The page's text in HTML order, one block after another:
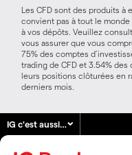
Les CFD sont des produits à
convient pas à tout le
à vos dépôts. Veuillez
vous assurer que vous
75% des comptes
trading de CFD et 3.54%
leurs positions clôturées en
derniers mois.
IG c'est aussi…